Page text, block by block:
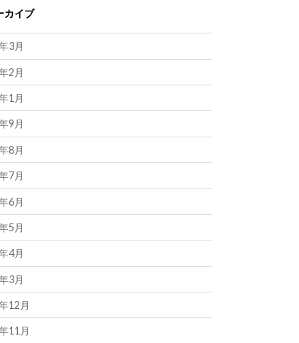
カイブ
3月
2月
1月
9月
8月
7月
6月
5月
4月
3月
12月
11月